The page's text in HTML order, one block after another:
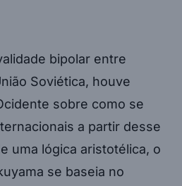
bipolar entre
Soviética, houve
sobre como se
a partir desse
uma lógica aristotélica, o
se baseia no